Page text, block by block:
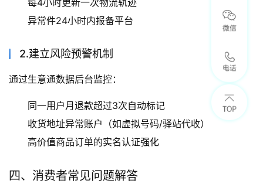
每4小时更新一次物流轨迹
异常件24小时内报备平台
2.建立风险预警机制
通过生意通数据后台监控：
同一用户月退款超过3次自动标记
收货地址异常账户（如虚拟号码/驿站代收）
高价值商品订单的实名认证强化
四、消费者常见问题解答